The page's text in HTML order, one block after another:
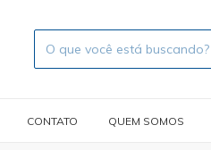
CONTATO QUEM SOMOS